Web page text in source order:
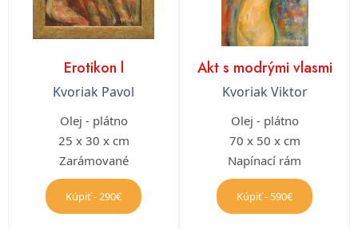
Erotikon l
Kvoriak Pavol
Olej - plátno
25 x 30 x cm
Zarámované
Kúpiť - 290€
Akt s modrými vlasmi
Kvoriak Viktor
Olej - plátno
70 x 50 x cm
Napínací rám
Kúpiť - 590€